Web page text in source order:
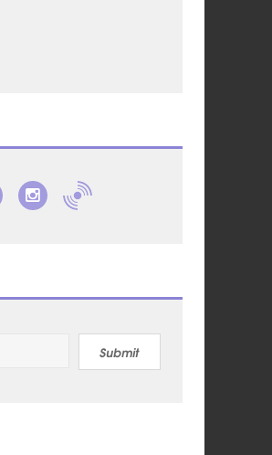
Submit